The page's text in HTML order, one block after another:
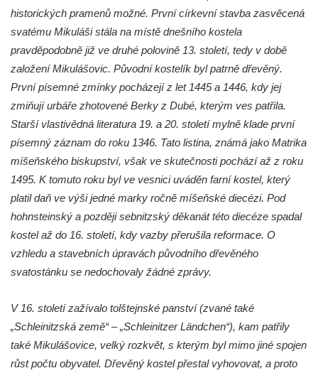
Křížová cesta Římov – X. kaple – U
Cedronu
Křížová cesta Římov – IX. kaple – U
chromého žida
Křížová cesta Římov – VIII. kaple – Kristus
svázán a ze zahrady vyhnán
Křížová cesta Římov – VI. kaple – Olivetská
hora (Getsemanská zahrada)
Křížová cesta Římov – V. kaple – Smutná
duše
Křížová cesta Římov – IV. kaple – Pustá ves
Křížová cesta Římov – III. kaple – Stádní
Křížová cesta Římov – I. kaple – Loučení
historických pramenů možné. První církevní stavba zasvěcená
svatému Mikuláši stála na místě dnešního kostela
pravděpodobně již ve druhé polovině 13. století, tedy v době
založení Mikulášovic. Původní kostelík byl patrně dřevěný.
První písemné zmínky pocházejí z let 1445 a 1446, kdy jej
zmiňují urbáře zhotovené Berky z Dubé, kterým ves patřila.
Starší vlastivědná literatura 19. a 20. století mylně klade první
písemný záznam do roku 1346. Tato listina, známá jako Matrika
míšeňského biskupství, však ve skutečnosti pochází až z roku
1495. K tomuto roku byl ve vesnici uváděn farní kostel, který
platil daň ve výši jedné marky ročně míšeňské diecézi. Pod
hohnsteinský a později sebnitzský děkanát této diecéze spadal
kostel až do 16. století, kdy vazby přerušila reformace. O
vzhledu a stavebních úpravách původního dřevěného
svatostánku se nedochovaly žádné zprávy.
V 16. století zažívalo tolštejnské panství (zvané také
„Schleinitzská země“ – „Schleinitzer Ländchen“), kam patřily
také Mikulášovice, velký rozkvět, s kterým byl mimo jiné spojen
růst počtu obyvatel. Dřevěný kostel přestal vyhovovat, a proto